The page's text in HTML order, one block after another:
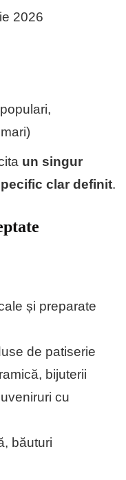
2026
un singur
clar definit.
și preparate
de patiserie
bijuterii
cu
băuturi